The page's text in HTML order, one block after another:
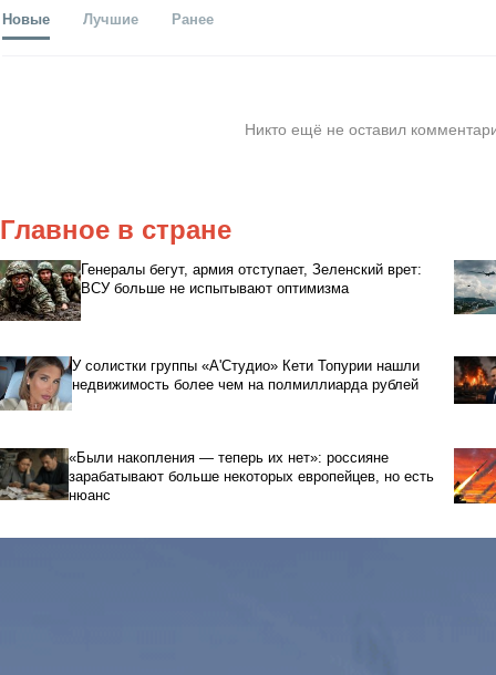
Новые Лучшие Ранее
Никто ещё не оставил
Главное в стране
Генералы бегут, армия отступает, Зеленский врет:
ВСУ больше не испытывают оптимизма
У солистки группы «А'Студио» Кети Топурии нашли
недвижимость более чем на полмиллиарда рублей
«Были накопления — теперь их нет»: россияне
зарабатывают больше некоторых европейцев, но есть
нюанс